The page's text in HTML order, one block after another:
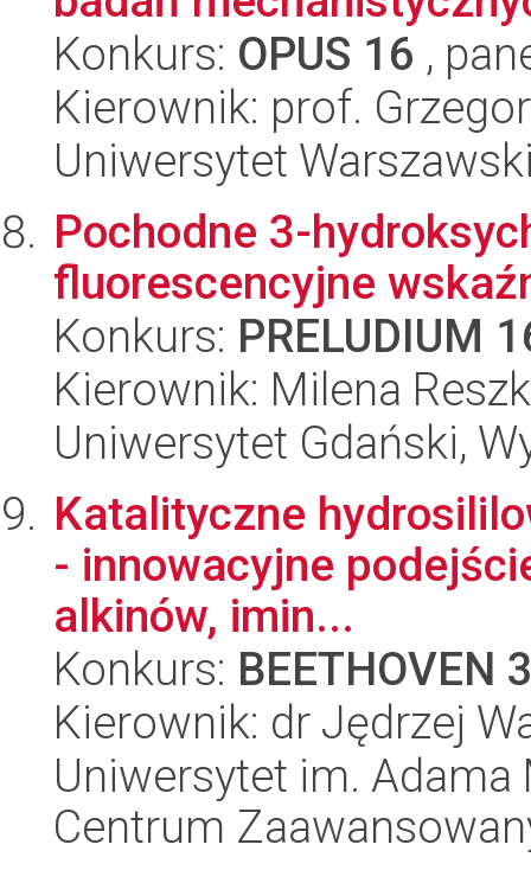
Konkurs: OPUS 16 ,
Kierownik: prof.
Uniwersytet
Pochodne 3-
fluorescencyjne
Konkurs: PRELUDIUM
Kierownik: Milena
Uniwersytet Gdański,
Katalityczne
- innowacyjne
alkinów, imin...
Konkurs: BEETHOVEN
Kierownik: dr Jędrzej
Uniwersytet im.
Centrum